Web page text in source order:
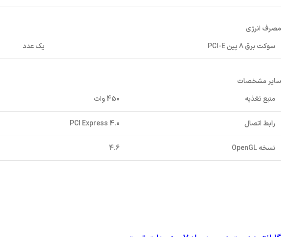
مصرف انرژی
سوکت برق 8 پین PCI-E
یک عدد
سایر مشخصات
منبع تغذیه
450 وات
رابط اتصال PCI Express 4.0
نسخه OpenGL 4.6